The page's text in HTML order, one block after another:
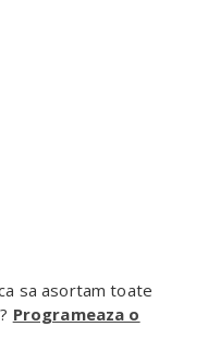
sa asortam toate
Programeaza o